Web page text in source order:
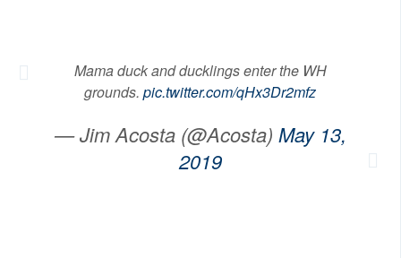
PLNÁ VERZE STRÁNEK
Mama duck and ducklings enter the WH
grounds. pic.twitter.com/qHx3Dr2mfz
— Jim Acosta (@Acosta) May 13,
2019